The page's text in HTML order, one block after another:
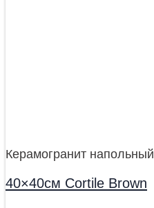
Керамогранит напольный
40×40см Cortile Brown